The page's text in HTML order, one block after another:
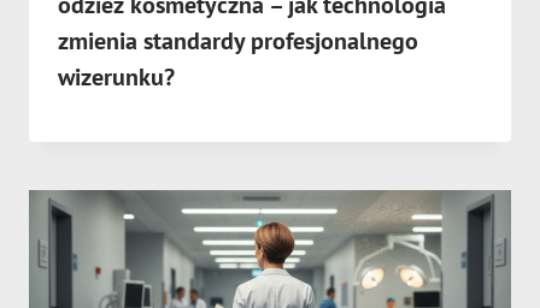
zmienia standardy profesjonalnego
wizerunku?